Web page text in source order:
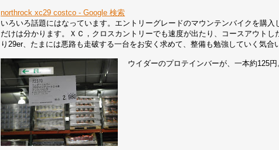
northrock xc29 costco - Google 検索
いろいろ話題にはなっています。エントリーグレードのマウンテンバイクを購
だけは分かります。ＸＣ，クロスカントリーでも速度が出たり、コースアウト
り29er、たまには悪路も走破する一台をお安く求めて、整備も勉強していく気合
ウイダーのプロテインバーが、一本約125